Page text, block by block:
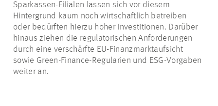
Sparkassen-Filialen lassen sich vor diesem
Hintergrund kaum noch wirtschaftlich betreiben
oder bedürften hierzu hoher Investitionen. Darüber
hinaus ziehen die regulatorischen Anforderungen
durch eine verschärfte EU-Finanzmarktaufsicht
sowie Green-Finance-Regularien und ESG-Vorgaben
weiter an.